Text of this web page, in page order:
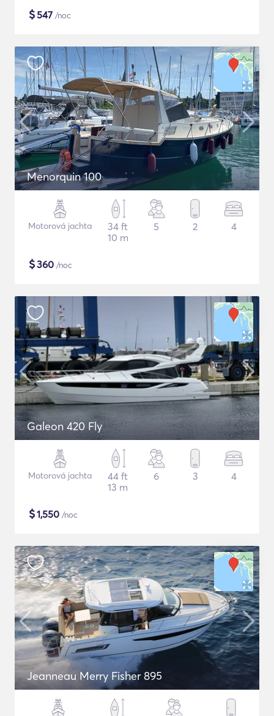
$547 /noc
Menorquin 100
Motorová jachta
34 ft
10 m
5 2 4
$360 /noc
Galeon 420 Fly
Motorová jachta
44 ft
13 m
6 3 4
$1,550 /noc
Jeanneau Merry Fisher 895